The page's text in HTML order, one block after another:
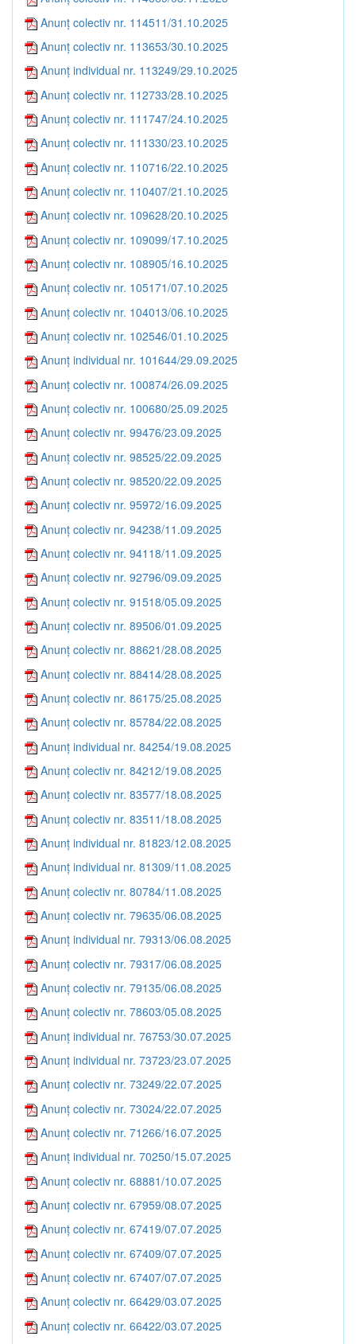
Anunț colectiv nr. 114511/31.10.2025
Anunț colectiv nr. 113653/30.10.2025
Anunț individual nr. 113249/29.10.2025
Anunț colectiv nr. 112733/28.10.2025
Anunț colectiv nr. 111747/24.10.2025
Anunț colectiv nr. 111330/23.10.2025
Anunț colectiv nr. 110716/22.10.2025
Anunț colectiv nr. 110407/21.10.2025
Anunț colectiv nr. 109628/20.10.2025
Anunț colectiv nr. 109099/17.10.2025
Anunț colectiv nr. 108905/16.10.2025
Anunț colectiv nr. 105171/07.10.2025
Anunț colectiv nr. 104013/06.10.2025
Anunț colectiv nr. 102546/01.10.2025
Anunț individual nr. 101644/29.09.2025
Anunț colectiv nr. 100874/26.09.2025
Anunț colectiv nr. 100680/25.09.2025
Anunț colectiv nr. 99476/23.09.2025
Anunț colectiv nr. 98525/22.09.2025
Anunț colectiv nr. 98520/22.09.2025
Anunț colectiv nr. 95972/16.09.2025
Anunț colectiv nr. 94238/11.09.2025
Anunț colectiv nr. 94118/11.09.2025
Anunț colectiv nr. 92796/09.09.2025
Anunț colectiv nr. 91518/05.09.2025
Anunț colectiv nr. 89506/01.09.2025
Anunț colectiv nr. 88621/28.08.2025
Anunț colectiv nr. 88414/28.08.2025
Anunț colectiv nr. 86175/25.08.2025
Anunț colectiv nr. 85784/22.08.2025
Anunț individual nr. 84254/19.08.2025
Anunț colectiv nr. 84212/19.08.2025
Anunț colectiv nr. 83577/18.08.2025
Anunț colectiv nr. 83511/18.08.2025
Anunț individual nr. 81823/12.08.2025
Anunț individual nr. 81309/11.08.2025
Anunț colectiv nr. 80784/11.08.2025
Anunț colectiv nr. 79635/06.08.2025
Anunț individual nr. 79313/06.08.2025
Anunț colectiv nr. 79317/06.08.2025
Anunț colectiv nr. 79135/06.08.2025
Anunț colectiv nr. 78603/05.08.2025
Anunț individual nr. 76753/30.07.2025
Anunț individual nr. 73723/23.07.2025
Anunț colectiv nr. 73249/22.07.2025
Anunț colectiv nr. 73024/22.07.2025
Anunț colectiv nr. 71266/16.07.2025
Anunț individual nr. 70250/15.07.2025
Anunț colectiv nr. 68881/10.07.2025
Anunț colectiv nr. 67959/08.07.2025
Anunț colectiv nr. 67419/07.07.2025
Anunț colectiv nr. 67409/07.07.2025
Anunț colectiv nr. 67407/07.07.2025
Anunț colectiv nr. 66429/03.07.2025
Anunț colectiv nr. 66422/03.07.2025